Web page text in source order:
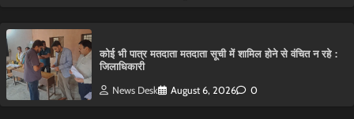
कोई भी पात्र मतदाता मतदाता सूची में शामिल होने से वंचित न रहे :
जिलाधिकारी
News Desk August 6, 2026 0